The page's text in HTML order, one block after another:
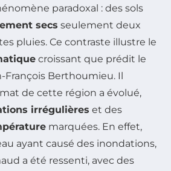
paradoxal : des sols
secs seulement deux
pluies. Ce contraste illustre le
croissant que prédit le
Berthoumieu. Il
de cette région a évolué,
irrégulières et des
marquées. En effet,
ayant causé des inondations,
a été ressenti, avec des